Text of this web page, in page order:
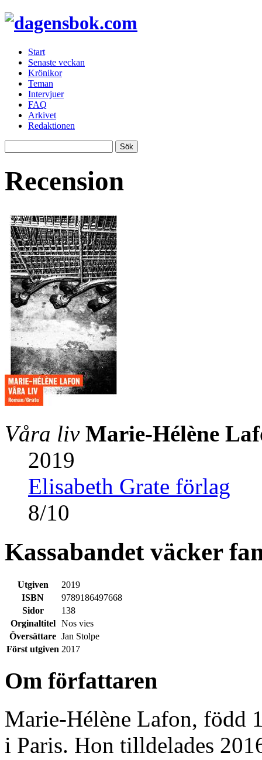
Start
Senaste veckan
Krönikor
Teman
Intervjuer
FAQ
Arkivet
Redaktionen
Recension
Våra liv Marie-Hélène
2019
Elisabeth Grate förlag
8/10
Kassabandet väcker
Utgiven
2019
ISBN
9789186497668
Sidor
138
Orginaltitel
Nos vies
Översättare Jan Stolpe
Först utgiven 2017
Om författaren
Marie-Hélène Lafon, född
i Paris. Hon tilldelades